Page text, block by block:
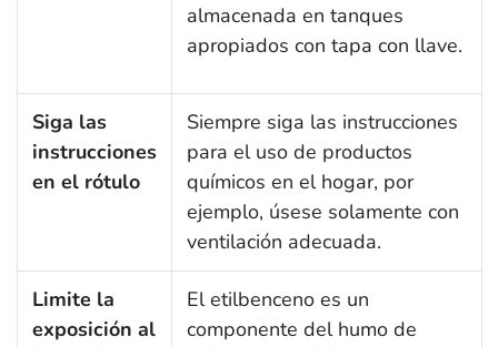
almacenada en tanques
apropiados con tapa con llave.
Siga las
instrucciones
en el rótulo
Siempre siga las instrucciones
para el uso de productos
químicos en el hogar, por
ejemplo, úsese solamente con
ventilación adecuada.
Limite la
exposición al
El etilbenceno es un
componente del humo de